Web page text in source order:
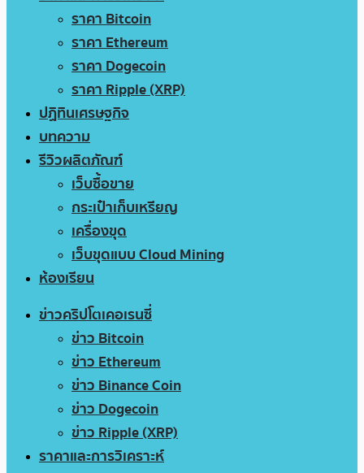
ราคา Bitcoin
ราคา Ethereum
ราคา Dogecoin
ราคา Ripple (XRP)
ปฏิทินเศรษฐกิจ
บทความ
รีวิวผลิตภัณฑ์
เว็บซื้อขาย
กระเป๋าเก็บเหรียญ
เครื่องขุด
เว็บขุดแบบ Cloud Mining
ห้องเรียน
ข่าวคริปโตเคอเรนซี่
ข่าว Bitcoin
ข่าว Ethereum
ข่าว Binance Coin
ข่าว Dogecoin
ข่าว Ripple (XRP)
ราคาและการวิเคราะห์